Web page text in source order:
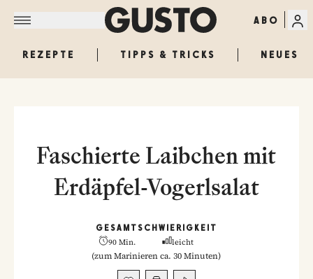
ABO
REZEPTE TIPPS & TRICKS NEUES
Faschierte Laibchen mit
Erdäpfel-Vogerlsalat
GESAMT
90 Min.
SCHWIERIGKEIT
leicht
(zum Marinieren ca. 30 Minuten)